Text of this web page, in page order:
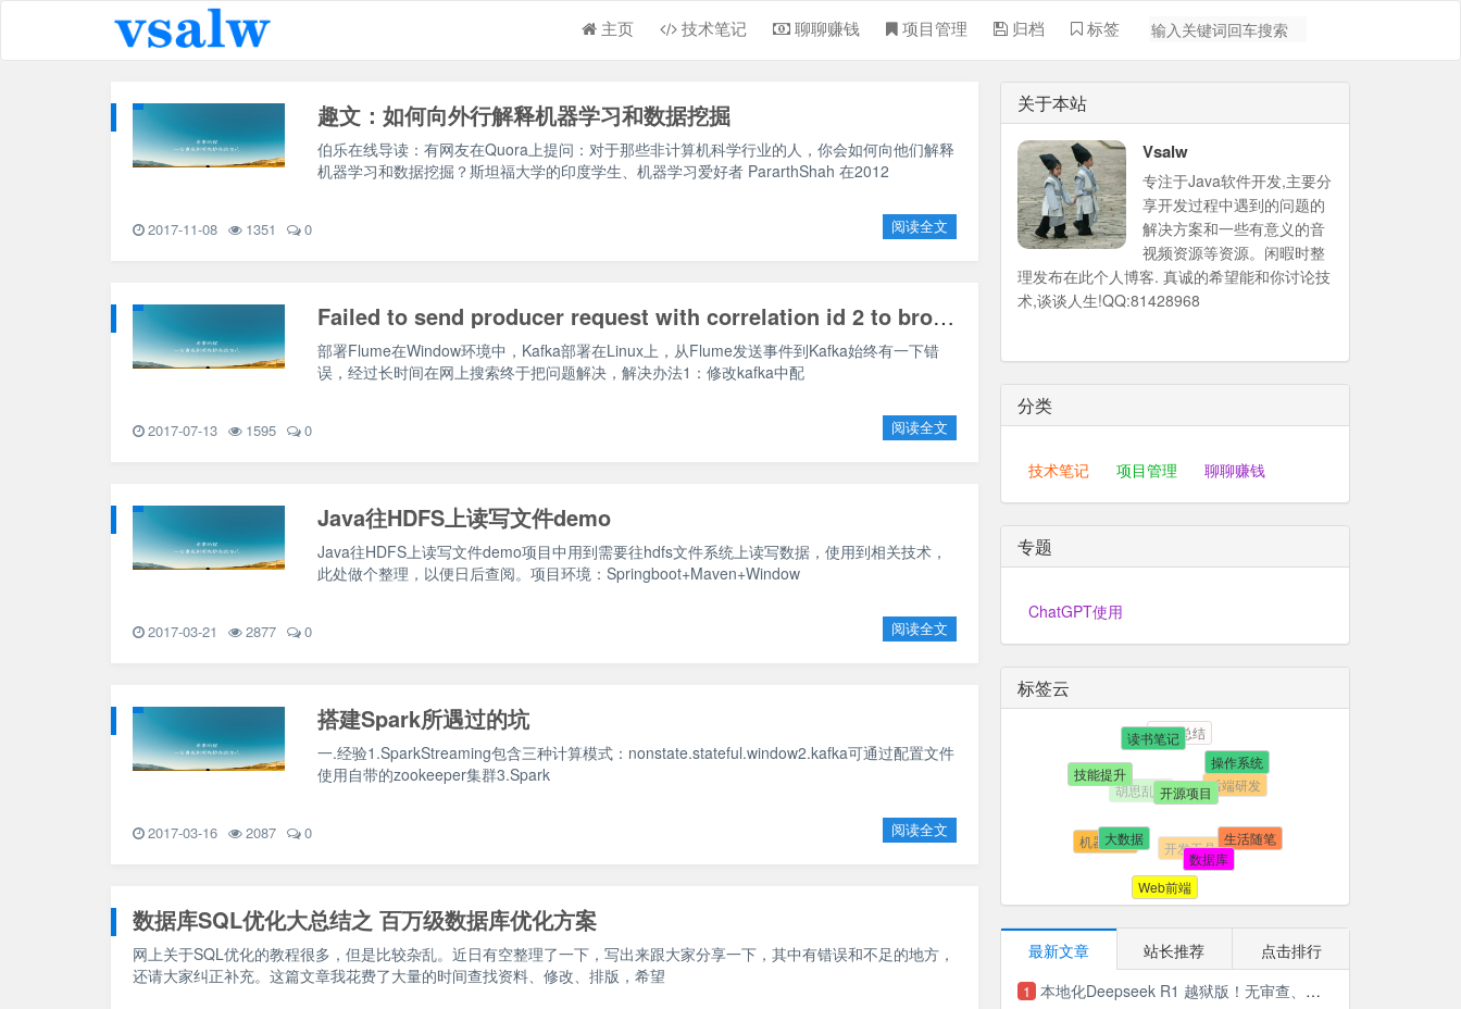
主页 技术笔记 聊聊赚钱 项目管理 归档 标签
趣文：如何向外行解释机器学习和数据挖掘
伯乐在线导读：有网友在Quora上提问：对于那些非计算机科学行业的人，你会如何向他们解释
机器学习和数据挖掘？斯坦福大学的印度学生、机器学习爱好者 PararthShah 在2012
2017-11-08 1351 0 阅读全文
Failed to send producer request with correlation id 2 to broker 0 with
部署Flume在Window环境中，Kafka部署在Linux上，从Flume发送事件到Kafka始终有一下错
误，经过长时间在网上搜索终于把问题解决，解决办法1：修改kafka中配
2017-07-13 1595 0 阅读全文
Java往HDFS上读写文件demo
Java往HDFS上读写文件demo项目中用到需要往hdfs文件系统上读写数据，使用到相关技术，
此处做个整理，以便日后查阅。项目环境：Springboot+Maven+Window
2017-03-21 2877 0 阅读全文
搭建Spark所遇过的坑
一.经验1.SparkStreaming包含三种计算模式：nonstate.stateful.window2.kafka可通过配置文件
使用自带的zookeeper集群3.Spark
2017-03-16 2087 0 阅读全文
数据库SQL优化大总结之 百万级数据库优化方案
网上关于SQL优化的教程很多，但是比较杂乱。近日有空整理了一下，写出来跟大家分享一下，其中有错误和不足的地方，
还请大家纠正补充。这篇文章我花费了大量的时间查找资料、修改、排版，希望
关于本站
Vsalw
专注于Java软件开发,主要分
享开发过程中遇到的问题的
解决方案和一些有意义的音
视频资源等资源。闲暇时整
理发布在此个人博客. 真诚的希望能和你讨论技
术,谈谈人生!QQ:81428968
分类
技术笔记 项目管理 聊聊赚钱
专题
ChatGPT使用
标签云
生活随笔
数据库
Web前端
开发工具
后端研发
操作系统
大数据
机器学习
胡思乱想
项目总结
读书笔记
技能提升
最新文章 站长推荐 点击排行
1 本地化Deepseek R1 越狱版！无审查、无内容限制，无思想钢印，无道德制高点….